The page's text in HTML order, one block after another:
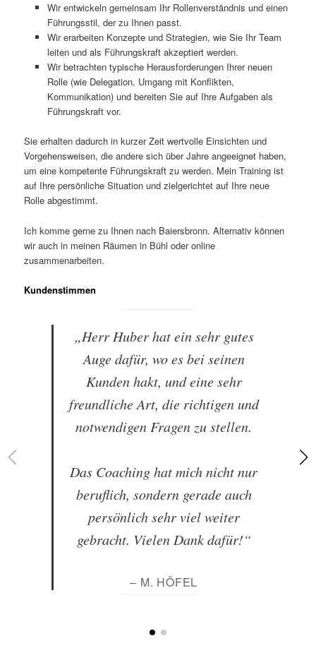
Wir entwickeln gemeinsam Ihr Rollenverständnis und einen
Führungsstil, der zu Ihnen passt.
Wir erarbeiten Konzepte und Strategien, wie Sie Ihr Team
leiten und als Führungskraft akzeptiert werden.
Wir betrachten typische Herausforderungen Ihrer neuen
Rolle (wie Delegation, Umgang mit Konflikten,
Kommunikation) und bereiten Sie auf Ihre Aufgaben als
Führungskraft vor.
Sie erhalten dadurch in kurzer Zeit wertvolle Einsichten und
Vorgehensweisen, die andere sich über Jahre angeeignet haben,
um eine kompetente Führungskraft zu werden. Mein Training ist
auf Ihre persönliche Situation und zielgerichtet auf Ihre neue
Rolle abgestimmt.
Ich komme gerne zu Ihnen nach Baiersbronn. Alternativ können
wir auch in meinen Räumen in Bühl oder online
zusammenarbeiten.
Kundenstimmen
„Herr Huber hat ein sehr gutes
Auge dafür, wo es bei seinen
Kunden hakt, und eine sehr
freundliche Art, die richtigen und
notwendigen Fragen zu stellen.
Das Coaching hat mich nicht nur
beruflich, sondern gerade auch
persönlich sehr viel weiter
gebracht. Vielen Dank dafür!“
– M. HÖFEL